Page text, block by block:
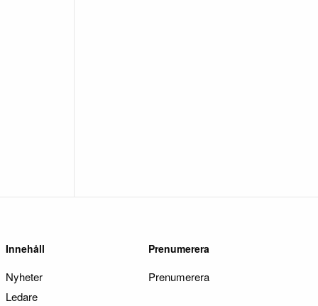
Innehåll
Nyheter
Ledare
Prenumerera
Prenumerera